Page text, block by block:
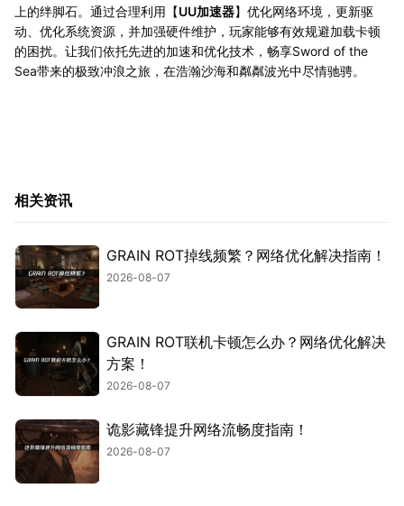
上的绊脚石。通过合理利用【UU加速器】优化网络环境，更新驱
动、优化系统资源，并加强硬件维护，玩家能够有效规避加载卡顿
的困扰。让我们依托先进的加速和优化技术，畅享Sword of the
Sea带来的极致冲浪之旅，在浩瀚沙海和粼粼波光中尽情驰骋。
相关资讯
GRAIN ROT掉线频繁？网络优化解决指南！
2026-08-07
GRAIN ROT联机卡顿怎么办？网络优化解决
方案！
2026-08-07
诡影藏锋提升网络流畅度指南！
2026-08-07